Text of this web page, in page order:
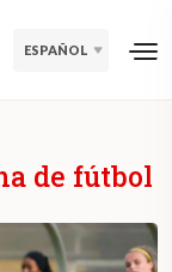
ESPAÑOL
de fútbol